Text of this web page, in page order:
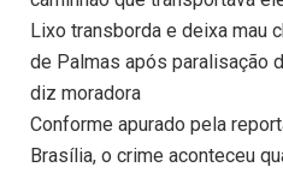
Lixo transborda e deixa mau
de Palmas após paralisação
diz moradora
Conforme apurado pela
Brasília, o crime aconteceu